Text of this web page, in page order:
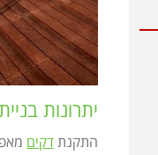
יתרונות
התקנת דקים